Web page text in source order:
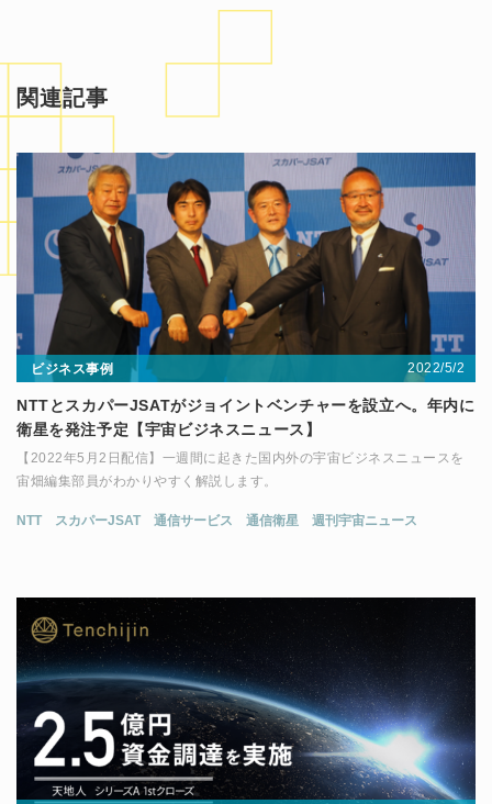
関連記事
ビジネス事例 2022/5/2
NTTとスカパーJSATがジョイントベンチャーを設立へ。年内に
衛星を発注予定【宇宙ビジネスニュース】
【2022年5月2日配信】一週間に起きた国内外の宇宙ビジネスニュースを
宙畑編集部員がわかりやすく解説します。
NTT スカパーJSAT 通信サービス 通信衛星 週刊宇宙ニュース